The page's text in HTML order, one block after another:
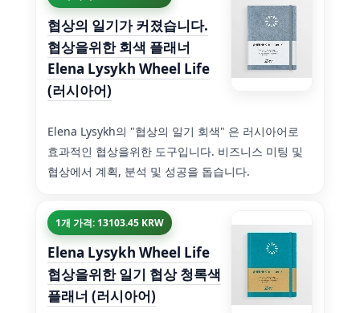
협상의 일기가 커졌습니다.
협상을위한 회색 플래너
Elena Lysykh Wheel Life
(러시아어)
Elena Lysykh의 "협상의 일기 회색" 은 러시아어로
효과적인 협상을위한 도구입니다. 비즈니스 미팅 및
협상에서 계획, 분석 및 성공을 돕습니다.
1개 가격: 13103.45 KRW
Elena Lysykh Wheel Life
협상을위한 일기 협상 청록색
플래너 (러시아어)